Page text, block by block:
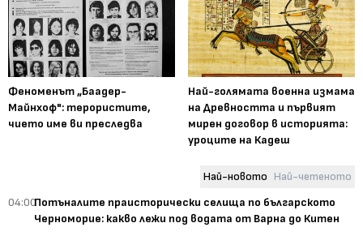
Феноменът „Баадер-
Майнхоф": терористите,
чието име ви преследва
Най-голямата военна измама
на Древността и първият
мирен договор в историята:
уроците на Кадеш
Най-новото Най-четеното
04:00Потъналите праисторически селища по българското
Черноморие: какво лежи под водата от Варна до Китен